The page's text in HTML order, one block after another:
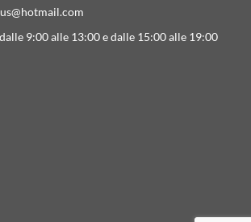
9:00 alle 13:00 e dalle 15:00 alle 19:00